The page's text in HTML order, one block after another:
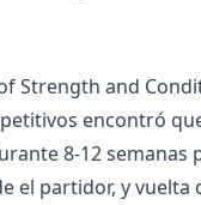
Strength and
encontró
8-12 semanas
el partidor, y